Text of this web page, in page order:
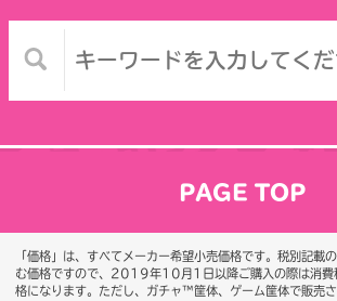
PAGE TOP
「価格」は、すべてメーカー希望小売価格です。税別記載
む価格ですので、2019年10月1日以降ご購入の際は消費
格になります。 ただし、ガチャ™筐体、ゲーム筐体で販売